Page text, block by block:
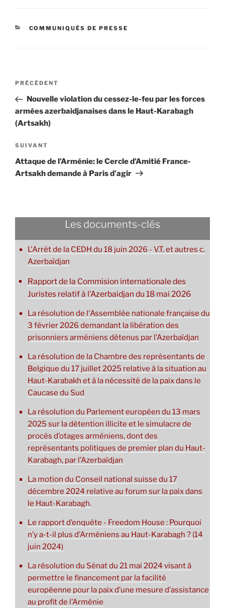
CATÉGORIES
COMMUNIQUÉS DE PRESSE
Navigation
l’article
Article
précédent
PRÉCÉDENT
Nouvelle violation du cessez-le-feu par les forces
armées azerbaidjanaises dans le Haut-Karabagh
(Artsakh)
Article
suivant
SUIVANT
Attaque de l’Arménie: le Cercle d’Amitié France-
Artsakh demande à Paris d’agir
Les documents-clés
L'Arrêt de la CEDH du 18 juin 2026 - V.T. et autres c.
Azerbaïdjan
Rapport de la Commision internationale des
Juristes relatif à l'Azerbaidjan du 18 mai 2026
La résolution de l'Assemblée nationale française du
3 février 2026 demandant la libération des
prisonniers arméniens détenus par l’Azerbaïdjan
La résolution de la Chambre des représentants de
Belgique du 17 juillet 2025 relative à la situation au
Haut-Karabakh et à la nécessité de la paix dans le
Caucase du Sud
La résolution du Parlement européen du 13 mars
2025 sur la détention illicite et le simulacre de
procès d’otages arméniens, dont des
représentants politiques de premier plan du Haut-
Karabagh, par l’Azerbaïdjan
La motion du Conseil national suisse du 17
décembre 2024 relative au forum sur la paix dans
le Haut-Karabagh.
Le rapport d’enquête - Freedom House : Pourquoi
n’y a-t-il plus d’Arméniens au Haut-Karabagh ? (14
juin 2024)
La résolution du Sénat du 21 mai 2024 visant à
permettre le financement par la facilité
européenne pour la paix d’une mesure d’assistance
au profit de l’Arménie